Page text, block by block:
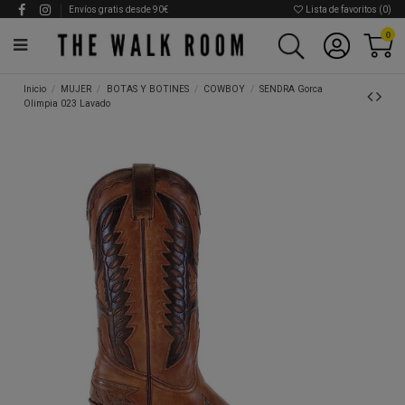
Envíos gratis desde 90€ Lista de favoritos (0)
0
Inicio MUJER BOTAS Y BOTINES COWBOY
SENDRA Gorca
Olimpia 023 Lavado